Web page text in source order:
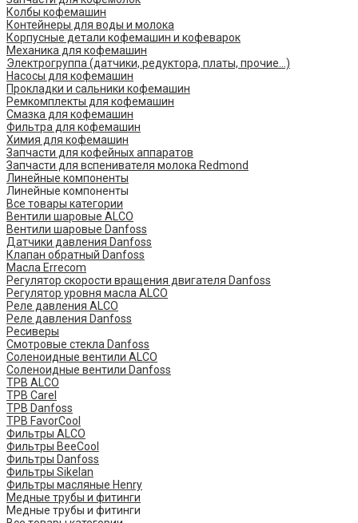
Колбы кофемашин
Контейнеры для воды и молока
Корпусные детали кофемашин и кофеварок
Механика для кофемашин
Электрогруппа (датчики, редуктора, платы, прочие...)
Насосы для кофемашин
Прокладки и сальники кофемашин
Ремкомплекты для кофемашин
Смазка для кофемашин
Фильтра для кофемашин
Химия для кофемашин
Запчасти для кофейных аппаратов
Запчасти для вспенивателя молока Redmond
Линейные компоненты
Линейные компоненты
Все товары категории
Вентили шаровые ALCO
Вентили шаровые Danfoss
Датчики давления Danfoss
Клапан обратный Danfoss
Масла Errecom
Регулятор скорости вращения двигателя Danfoss
Регулятор уровня масла ALCO
Реле давления ALCO
Реле давления Danfoss
Ресиверы
Смотровые стекла Danfoss
Соленоидные вентили ALCO
Соленоидные вентили Danfoss
ТРВ ALCO
ТРВ Carel
ТРВ Danfoss
ТРВ FavorCool
Фильтры ALCO
Фильтры BeeCool
Фильтры Danfoss
Фильтры Sikelan
Фильтры масляные Henry
Медные трубы и фитинги
Медные трубы и фитинги